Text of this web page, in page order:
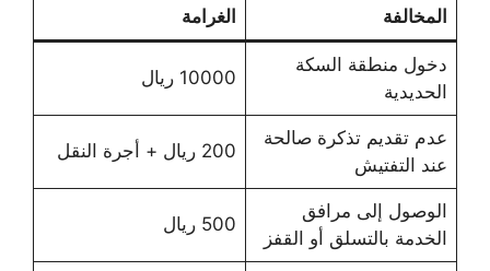
المخالفة الغرامة
دخول منطقة السكة
الحديدية
10000 ريال
عدم تقديم تذكرة صالحة
عند التفتيش
200 ريال + أجرة النقل
الوصول إلى مرافق
الخدمة بالتسلق أو القفز
500 ريال